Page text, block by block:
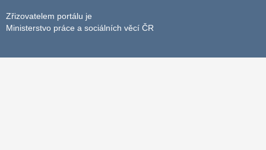
Zřizovatelem portálu je
Ministerstvo práce a sociálních věcí ČR